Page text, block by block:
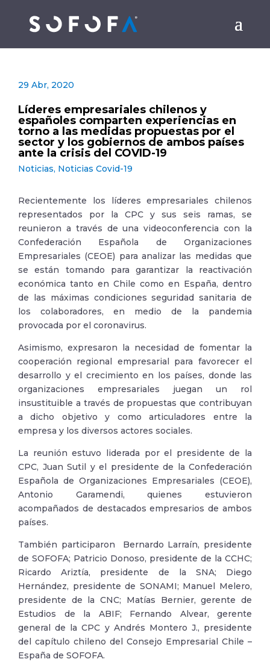
29 Abr, 2020
Líderes empresariales chilenos y
españoles comparten experiencias en
torno a las medidas propuestas por el
sector y los gobiernos de ambos países
ante la crisis del COVID-19
Noticias, Noticias Covid-19
Recientemente los líderes empresariales chilenos
representados por la CPC y sus seis ramas, se
reunieron a través de una videoconferencia con la
Confederación Española de Organizaciones
Empresariales (CEOE) para analizar las medidas que
se están tomando para garantizar la reactivación
económica tanto en Chile como en España, dentro
de las máximas condiciones seguridad sanitaria de
los colaboradores, en medio de la pandemia
provocada por el coronavirus.
Asimismo, expresaron la necesidad de fomentar la
cooperación regional empresarial para favorecer el
desarrollo y el crecimiento en los países, donde las
organizaciones empresariales juegan un rol
insustituible a través de propuestas que contribuyan
a dicho objetivo y como articuladores entre la
empresa y los diversos actores sociales.
La reunión estuvo liderada por el presidente de la
CPC, Juan Sutil y el presidente de la Confederación
Española de Organizaciones Empresariales (CEOE),
Antonio Garamendi, quienes estuvieron
acompañados de destacados empresarios de ambos
países.
También participaron Bernardo Larraín, presidente
de SOFOFA; Patricio Donoso, presidente de la CCHC;
Ricardo Ariztía, presidente de la SNA; Diego
Hernández, presidente de SONAMI; Manuel Melero,
presidente de la CNC; Matías Bernier, gerente de
Estudios de la ABIF; Fernando Alvear, gerente
general de la CPC y Andrés Montero J., presidente
del capítulo chileno del Consejo Empresarial Chile –
España de SOFOFA.